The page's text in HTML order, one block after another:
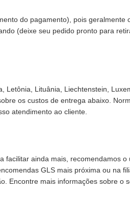
do pagamento), pois
(deixe seu pedido pronto para
Lituânia, Liechtenstein,
os custos de entrega abaixo.
atendimento ao cliente.
ainda mais, recomendamos
GLS mais próxima ou na
Encontre mais informações sobre o